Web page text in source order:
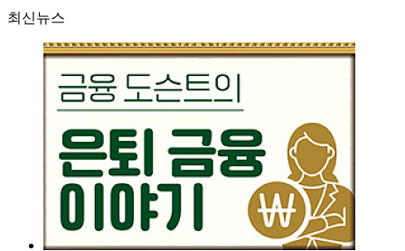
최신뉴스